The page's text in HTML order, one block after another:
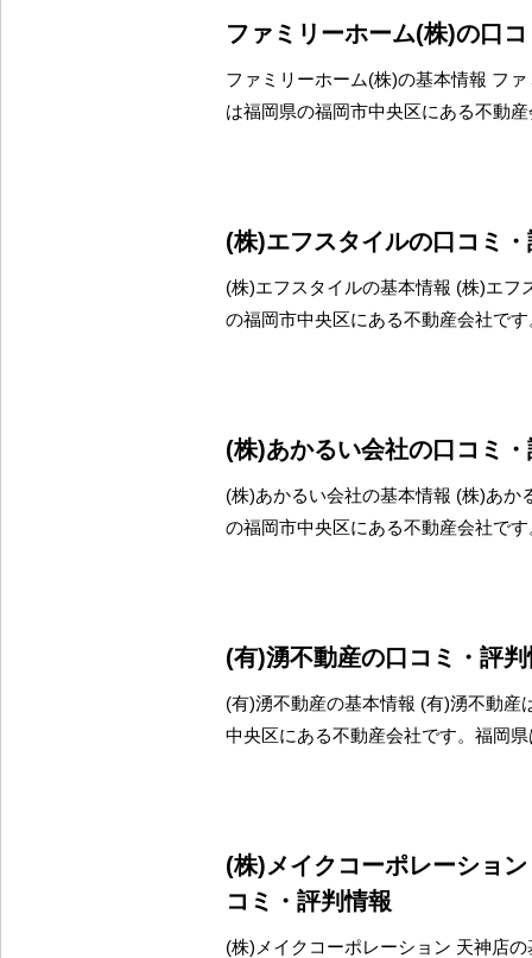
ファミリーホーム(株)の口
ファミリーホーム(株)の基本情報 フ
は福岡県の福岡市中央区にある不動
(株)エフスタイルの口コミ
(株)エフスタイルの基本情報 (株)エフ
の福岡市中央区にある不動産会社で
(株)あかるい会社の口コミ
(株)あかるい会社の基本情報 (株)あか
の福岡市中央区にある不動産会社で
(有)湧不動産の口コミ・評
(有)湧不動産の基本情報 (有)湧不動産
中央区にある不動産会社です。福岡
(株)メイクコーポレーショ
コミ・評判情報
(株)メイクコーポレーション 天神店